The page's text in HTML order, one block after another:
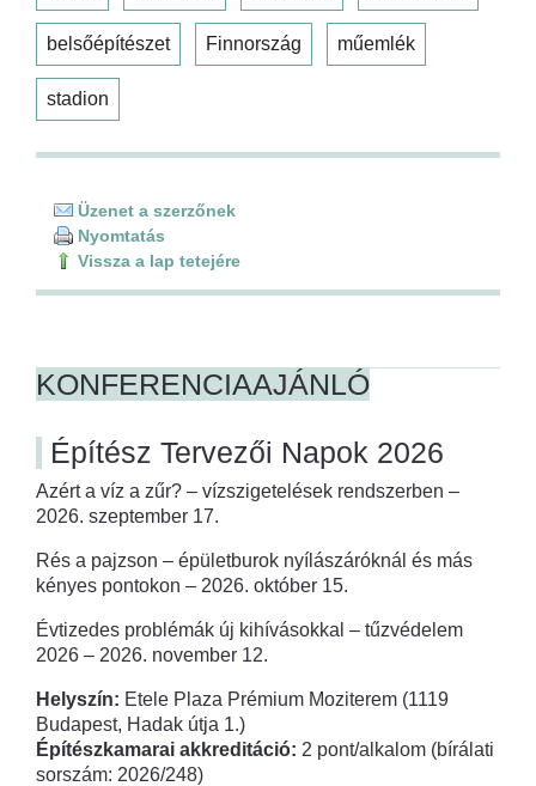
belsőépítészet Finnország műemlék
stadion
Üzenet a szerzőnek
Nyomtatás
Vissza a lap tetejére
KONFERENCIAAJÁNLÓ
Építész Tervezői Napok 2026
Azért a víz a zűr? – vízszigetelések rendszerben –
2026. szeptember 17.
Rés a pajzson – épületburok nyílászáróknál és más
kényes pontokon – 2026. október 15.
Évtizedes problémák új kihívásokkal – tűzvédelem
2026 – 2026. november 12.
Helyszín: Etele Plaza Prémium Moziterem (1119
Budapest, Hadak útja 1.)
Építészkamarai akkreditáció: 2 pont/alkalom (bírálati
sorszám: 2026/248)